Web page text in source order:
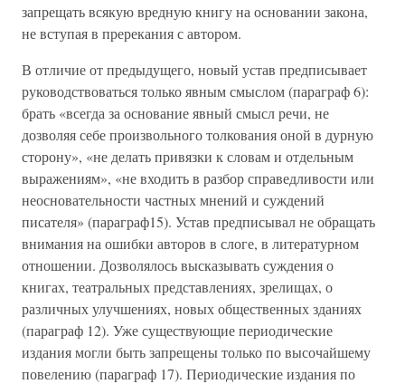
запрещать всякую вредную книгу на основании закона,
не вступая в пререкания с автором.
В отличие от предыдущего, новый устав предписывает
руководствоваться только явным смыслом (параграф 6):
брать «всегда за основание явный смысл речи, не
дозволяя себе произвольного толкования оной в дурную
сторону», «не делать привязки к словам и отдельным
выражениям», «не входить в разбор справедливости или
неосновательности частных мнений и суждений
писателя» (параграф15). Устав предписывал не обращать
внимания на ошибки авторов в слоге, в литературном
отношении. Дозволялось высказывать суждения о
книгах, театральных представлениях, зрелищах, о
различных улучшениях, новых общественных зданиях
(параграф 12). Уже существующие периодические
издания могли быть запрещены только по высочайшему
повелению (параграф 17). Периодические издания по